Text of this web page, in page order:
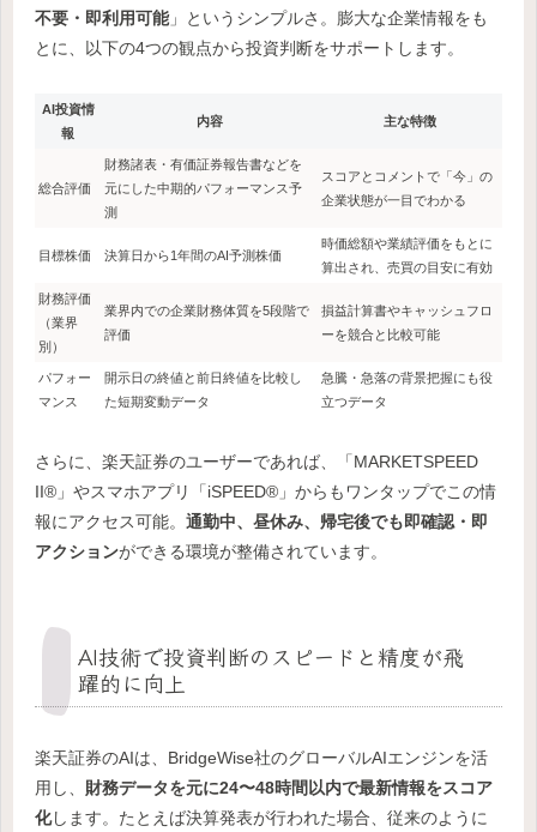
不要・即利用可能」というシンプルさ。膨大な企業情報をも
とに、以下の4つの観点から投資判断をサポートします。
AI投資情
報
内容 主な特徴
総合評価
財務諸表・有価証券報告書などを
元にした中期的パフォーマンス予
測
スコアとコメントで「今」の
企業状態が一目でわかる
目標株価 決算日から1年間のAI予測株価
時価総額や業績評価をもとに
算出され、売買の目安に有効
財務評価
（業界
別）
業界内での企業財務体質を5段階で
評価
損益計算書やキャッシュフロ
ーを競合と比較可能
パフォー
マンス
開示日の終値と前日終値を比較し
た短期変動データ
急騰・急落の背景把握にも役
立つデータ
さらに、楽天証券のユーザーであれば、「MARKETSPEED
II®」やスマホアプリ「iSPEED®」からもワンタップでこの情
報にアクセス可能。 通勤中、昼休み、帰宅後でも即確認・即
アクションができる環境が整備されています。
AI技術で投資判断のスピードと精度が飛
躍的に向上
楽天証券のAIは、BridgeWise社のグローバルAIエンジンを活
用し、 財務データを元に24〜48時間以内で最新情報をスコア
化します。たとえば決算発表が行われた場合、従来のように